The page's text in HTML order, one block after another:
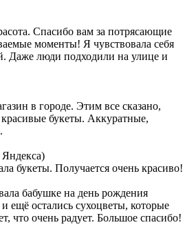
Спасибо вам за потрясающие
моменты! Я чувствовала себя
Даже люди подходили на улице и
в городе. Этим все сказано,
букеты. Аккуратные,
букеты. Получается очень красиво!
бабушке на день рождения
ещё остались сухоцветы, которые
что очень радует. Большое спасибо!